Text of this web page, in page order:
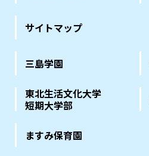
サイトマップ
三島学園
東北生活文化大学
短期大学部
ますみ保育園